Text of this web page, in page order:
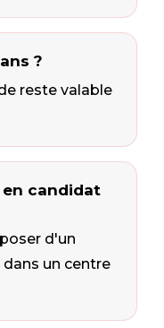
?
reste valable
en candidat
d'un
un centre